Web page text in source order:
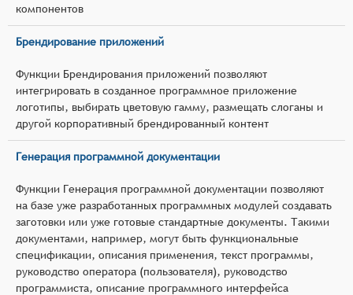
компонентов
Брендирование приложений
Функции Брендирования приложений позволяют
интегрировать в созданное программное приложение
логотипы, выбирать цветовую гамму, размещать слоганы и
другой корпоративный брендированный контент
Генерация программной документации
Функции Генерация программной документации позволяют
на базе уже разработанных программных модулей создавать
заготовки или уже готовые стандартные документы. Такими
документами, например, могут быть функциональные
спецификации, описания применения, текст программы,
руководство оператора (пользователя), руководство
программиста, описание программного интерфейса